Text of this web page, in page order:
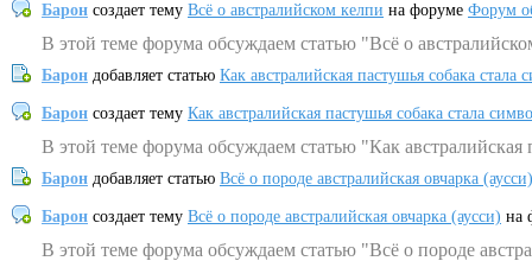
Барон создает тему Всё о австралийском келпи на форуме Форум
В этой теме форума обсуждаем статью "Всё о
Барон добавляет статью Как австралийская пастушья собака
Барон создает тему Как австралийская пастушья собака стала
В этой теме форума обсуждаем статью "Как
Барон добавляет статью Всё о породе австралийская овчарка (аусси)
Барон создает тему Всё о породе австралийская овчарка (аусси) на
В этой теме форума обсуждаем статью "Всё о породе